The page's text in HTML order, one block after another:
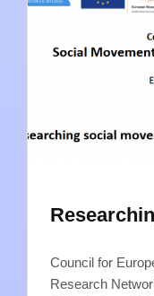
Council for
Research